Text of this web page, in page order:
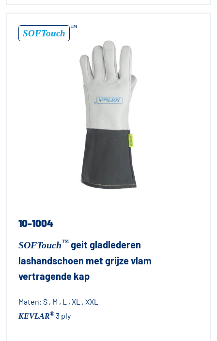
SOFTouch
™
10-1004
SOFTouch™ geit gladlederen
lashandschoen met grijze vlam
vertragende kap
Maten: S , M , L , XL , XXL
KEVLAR® 3 ply